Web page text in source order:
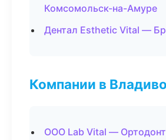
Комсомольск-на-Амуре
Дентал Esthetic Vital —
Компании в
ООО Lab Vital —